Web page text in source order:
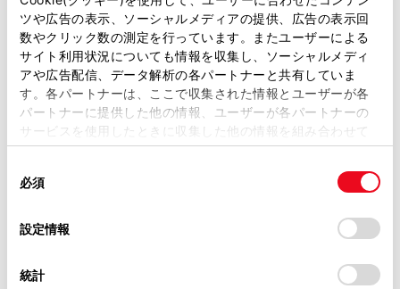
ツや広告の表示、ソーシャルメディアの提供、広告の表示回
数やクリック数の測定を行っています。またユーザーによる
サイト利用状況についても情報を収集し、ソーシャルメディ
アや広告配信、データ解析の各パートナーと共有していま
す。各パートナーは、ここで収集された情報とユーザーが各
パートナーに提供した他の情報、ユーザーが各パートナーの
サービスを使用したときに収集した他の情報を組み合わせて
使用することがあります。当ウェブサイトの使用を続行する
デバイスにすべてのCookie(クッキー)が保存されることに同
意したことになります。Cookie(クッキー)のオプトアウト、
設定の変更、同意を撤回したりするにあたっては、当社の
「Cookie（クッキー）情報の取り扱いについて
」をご覧くだ
必須
設定情報
統計
ます。詳しくは、販売店スタッフにおたずねください。
※ 予防安全装置はドライバーの安全運転を支援するためのものです。機
能を過信せず、安全運転を心掛けてください。
外装
ナビ・オーディオ